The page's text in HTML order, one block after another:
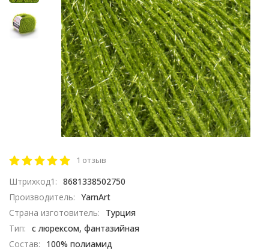
1 отзыв
Штрихкод1: 8681338502750
Производитель: YarnArt
Страна изготовитель:
Турция
Тип: с люрексом, фантазийная
Состав:
100% полиамид